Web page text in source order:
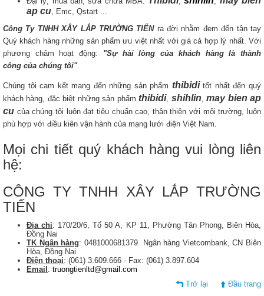
ap cu, Emc, Qstart ...
Công Ty TNHH XÂY LẮP TRƯỜNG TIẾNra đời nhằm đem đến tận tay
Quý khách hàng những sản phẩm ưu việt nhất với giá cả hợp lý nhất. Với
phương châm hoạt động: "Sự hài lòng của khách hàng là thành
công của chúng tôi".
Chúng tôi cam kết mang đến những sản phẩm thibiditốt nhất đến quý
khách hàng, đặc biệt những sản phẩmthibidi, shihlin,may bien ap
cu của chúng tôi luôn đạt tiêu chuẩn cao, thân thiện với môi trường, luôn
phù hợp với điều kiên vận hành của mạng lưới điện Việt Nam.
Mọi chi tiết quý khách hàng vui lòng liên
hệ:
CÔNG TY TNHH XÂY LẮP TRƯỜNG
TIẾN
Địa chỉ: 170/20/6, Tổ 50 A, KP 11, Phường Tân Phong, Biên Hòa,
Đồng Nai
TK Ngân hàng: 0481000681379. Ngân hàng Vietcombank, CN Biên
Hòa, Đồng Nai
Điện thoại: (061) 3.609.666 - Fax: (061) 3.897.604
Email : truongtienltd@gmail.com
Trở lại
Đầu trang